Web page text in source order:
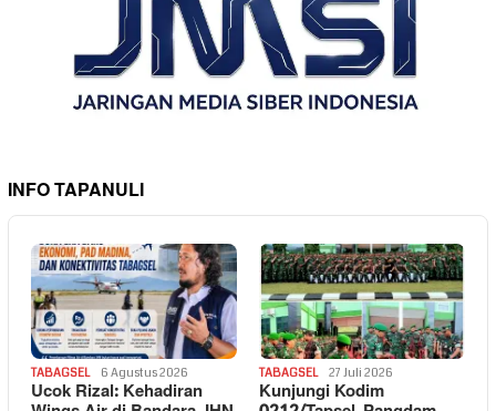
INFO TAPANULI
TABAGSEL 6 Agustus 2026
Ucok Rizal: Kehadiran
TABAGSEL 27 Juli 2026
Kunjungi Kodim